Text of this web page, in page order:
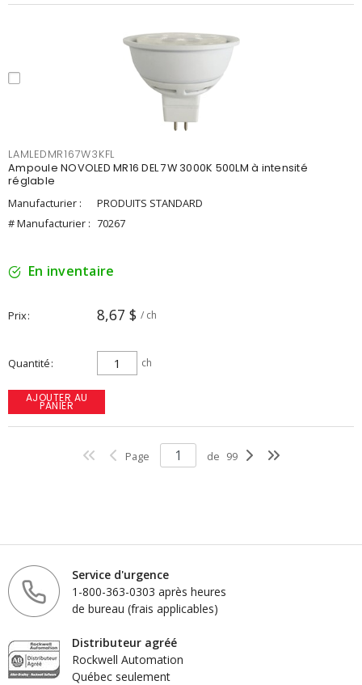
LAMLEDMR167W3KFL
Ampoule NOVOLED MR16 DEL 7W 3000K 500LM à intensité
réglable
Manufacturier :
PRODUITS STANDARD
# Manufacturier : 70267
En inventaire
Prix 8,67 $ / ch
Quantité ch
AJOUTER AU
PANIER
Page de 99
Service d'urgence
1-800-363-0303 après heures
de bureau (frais applicables)
Distributeur agréé
Rockwell Automation
Québec seulement